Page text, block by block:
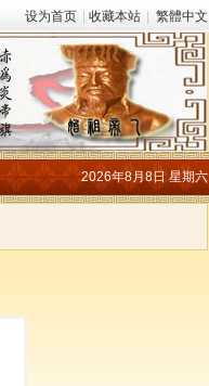
设为首页 收藏本站 繁體中文
2026年8月8日 星期六